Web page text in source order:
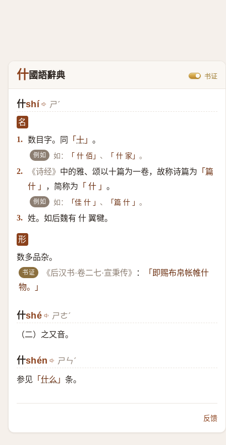
什國語辭典 书证
什shí ㄕˊ
名
1. 数目字。同 「 十 」 。
例如 如： 「 什 佰」 、 「 什 家」。
2. 《诗经》 中的雅、颂以十篇为一卷，故称诗篇为 「篇
什 」
，简称为 「 什 」 。
例如 如： 「佳 什 」 、 「篇 什 」。
3. 姓。如后魏有 什 翼犍。
形
数多品杂。
书证 《后汉书·卷二七·宣秉传》 ：
「即赐布帛帐帷什
物。」
什​shé ㄕㄜˊ
（二）​之又音。
什shén ㄕㄣˊ
参见 「 什么 」 条。
反馈